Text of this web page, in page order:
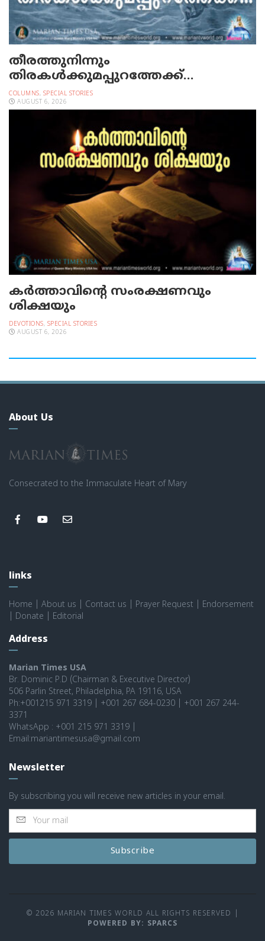
തീരത്തുനിന്നും
തിരകള്‍ക്കുമപ്പുറത്തേക്ക്…
COLUMNS, SPECIAL STORIES
AUGUST 6, 2026
കർത്താവിന്റെ സംരക്ഷണവും
ശിക്ഷയും
DEVOTIONS, SPECIAL STORIES
AUGUST 6, 2026
About Us
Consecrated to the Immaculate Heart of Mary
links
Home About us Contact us Prayer Request
Endorsement
Donate Editorial
Address
Marian Times USA
Br. Dominic P.D (Chairman & Executive Director)
506 Parlin Street, Philadelphia, PA 19116, USA
Ph:+001215 971 3319 | +001 267 684-0230 | +001 267 244-
3371
WhatsApp : +001 215 971 3319 |
Email:mariantimesusa@gmail.com
Newsletter
By subscribing you will receive new articles in your email.
Subscribe
© 2026 MARIAN TIMES WORLD ALL RIGHTS RESERVED
POWERED BY: SPARCS